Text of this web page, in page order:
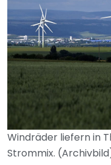
Windräder liefern in
Strommix.